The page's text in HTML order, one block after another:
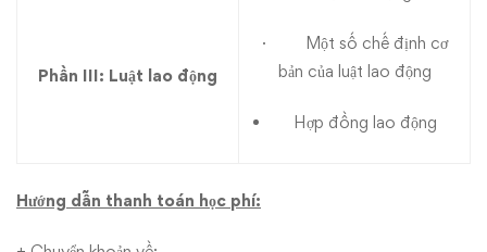
Phần III: Luật lao động
· Một số chế định cơ
bản của luật lao động
Hợp đồng lao động
Hướng dẫn thanh toán học phí: